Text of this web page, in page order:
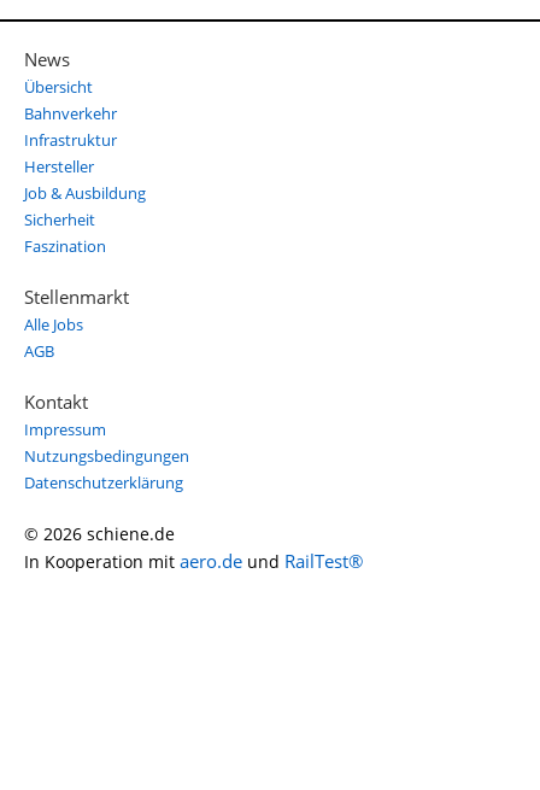
News
Übersicht
Bahnverkehr
Infrastruktur
Hersteller
Job & Ausbildung
Sicherheit
Faszination
Stellenmarkt
Alle Jobs
AGB
Kontakt
Impressum
Nutzungsbedingungen
Datenschutzerklärung
© 2026 schiene.de
In Kooperation mit aero.de und RailTest®